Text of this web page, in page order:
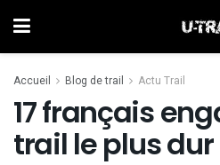
Accueil Blog de trail Actu Trail
17 français
trail le plus